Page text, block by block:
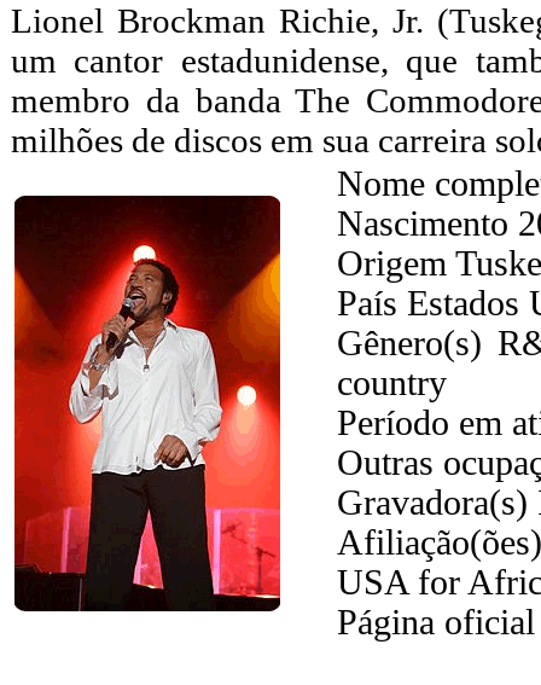
Lionel Brockman Richie, Jr.
um cantor estadunidense, que
membro da banda The
milhões de discos em sua carreira
Nome
Nascimento
Origem
País Estados
Gênero(s)
country
Período em
Outras
USA for
Página